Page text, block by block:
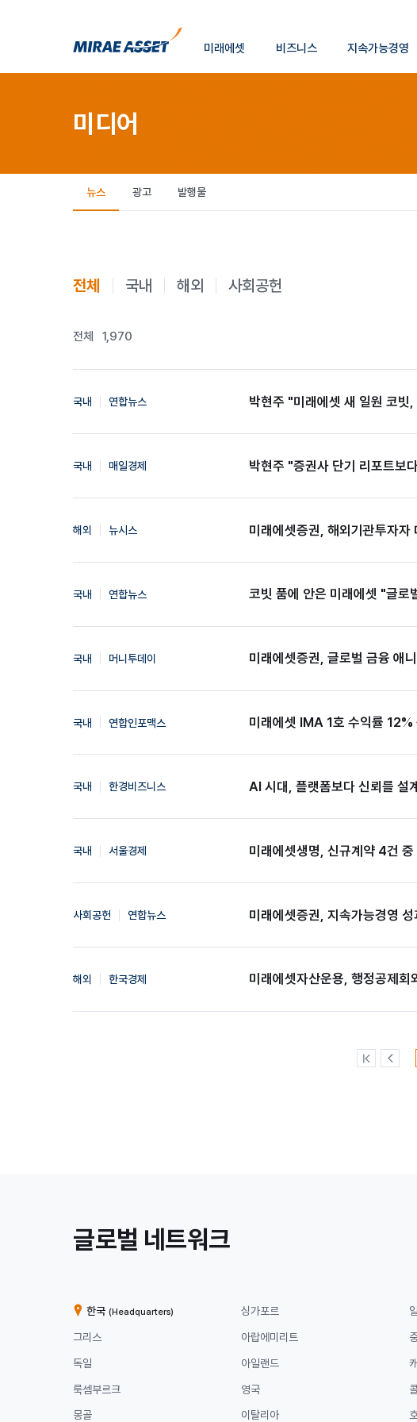
미래에셋 비즈니스 지속가능경영
미디어
뉴스 광고 발행물
전체 국내 해외 사회공헌
전체 1,970
국내 연합뉴스 박현주 "미래에셋 새 일원 코
국내 매일경제 박현주 "증권사 단기 리포트보
해외 뉴시스 미래에셋증권, 해외기관투자자
국내 연합뉴스 코빗 품에 안은 미래에셋 "글로
국내 머니투데이 미래에셋증권, 글로벌 금융 애
국내 연합인포맥스 미래에셋 IMA 1호 수익률
국내 한경비즈니스 AI 시대, 플랫폼보다 신뢰를 설
국내 서울경제 미래에셋생명, 신규계약 4건 중
사회공헌 연합뉴스 미래에셋증권, 지속가능경영
해외 한국경제 미래에셋자산운용, 행정공제
처
이
글로벌 네트워크
사
한국 (Headquarters)
그리스
독일
룩셈부르크
몽골
싱가포르
아랍에미리트
아일랜드
영국
이탈리아